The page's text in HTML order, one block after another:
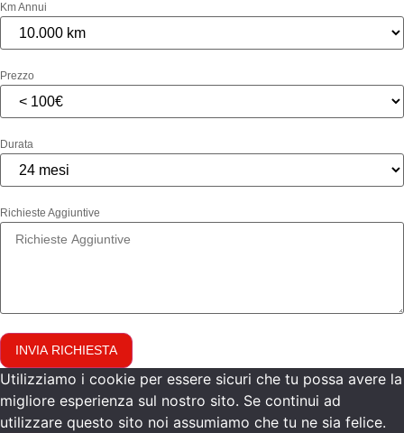
Km Annui
Prezzo
Durata
Richieste Aggiuntive
INVIA RICHIESTA
Utilizziamo i cookie per essere sicuri che tu possa avere la
migliore esperienza sul nostro sito. Se continui ad
utilizzare questo sito noi assumiamo che tu ne sia felice.